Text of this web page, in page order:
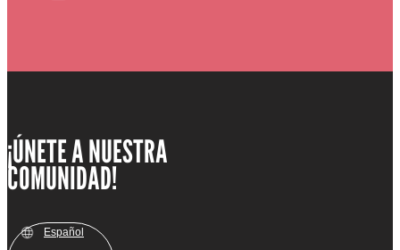
¡ÚNETE A NUESTRA
COMUNIDAD!
Español